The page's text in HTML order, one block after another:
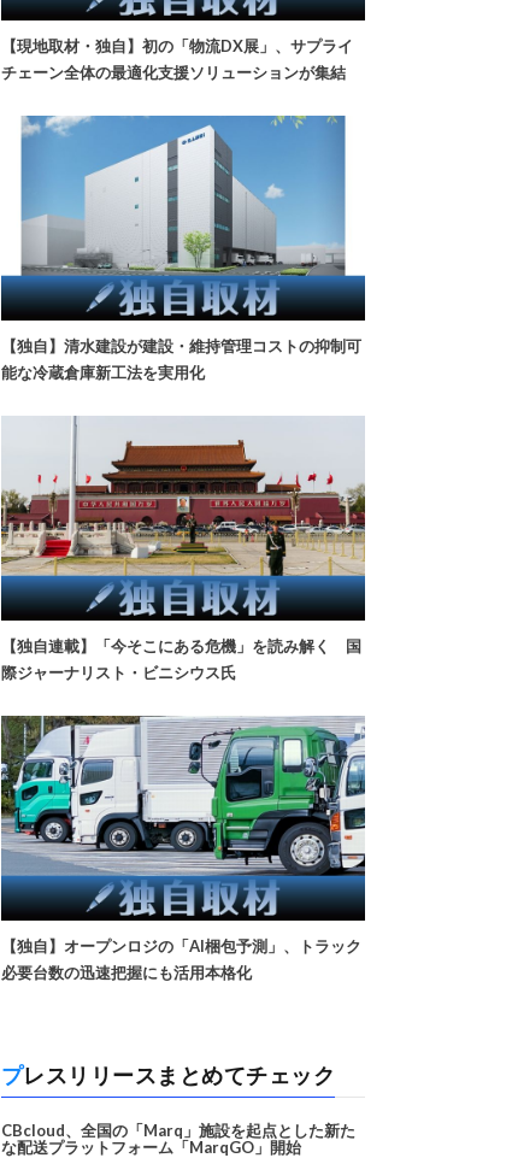
【現地取材・独自】初の「物流DX展」、サプライ
チェーン全体の最適化支援ソリューションが集結
【独自】清水建設が建設・維持管理コストの抑制可
能な冷蔵倉庫新工法を実用化
【独自連載】「今そこにある危機」を読み解く 国
際ジャーナリスト・ビニシウス氏
【独自】オープンロジの「AI梱包予測」、トラック
必要台数の迅速把握にも活用本格化
プレスリリースまとめてチェック
CBcloud、全国の「Marq」施設を起点とした新た
な配送プラットフォーム「MarqGO」開始